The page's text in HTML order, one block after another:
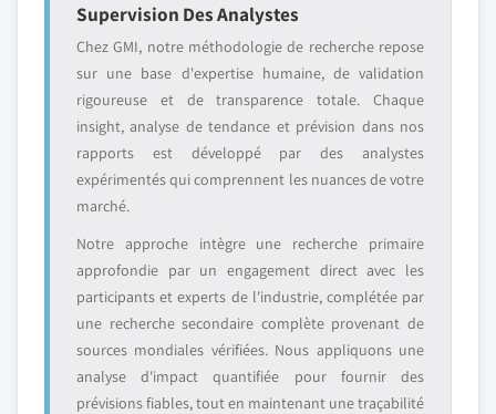
Supervision Des Analystes
Chez GMI, notre méthodologie de recherche repose
sur une base d'expertise humaine, de validation
rigoureuse et de transparence totale. Chaque
insight, analyse de tendance et prévision dans nos
rapports est développé par des analystes
expérimentés qui comprennent les nuances de votre
marché.
Notre approche intègre une recherche primaire
approfondie par un engagement direct avec les
participants et experts de l'industrie, complétée par
une recherche secondaire complète provenant de
sources mondiales vérifiées. Nous appliquons une
analyse d'impact quantifiée pour fournir des
prévisions fiables, tout en maintenant une traçabilité